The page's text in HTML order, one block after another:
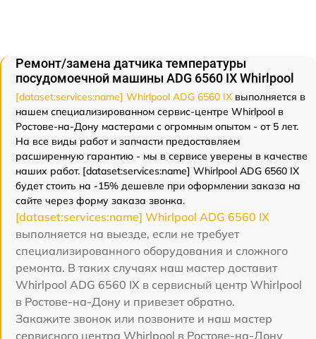
Ремонт/замена датчика температуры
посудомоечной машины ADG 6560 IX Whirlpool
[dataset:services:name] Whirlpool ADG 6560 IX выполняется в
нашем специализированном сервис-центре Whirlpool в
Ростове-на-Дону мастерами с огромным опытом - от 5 лет.
На все виды работ и запчасти предоставляем
расширенную гарантию - мы в сервисе уверены в качестве
наших работ. [dataset:services:name] Whirlpool ADG 6560 IX
будет стоить на -15% дешевле при оформлении заказа на
сайте через форму заказа звонка.
[dataset:services:name] Whirlpool ADG 6560 IX
выполняется на выезде, если не требует
специализированного оборудования и сложного
ремонта. В таких случаях наш мастер доставит
Whirlpool ADG 6560 IX в сервисный центр Whirlpool
в Ростове-на-Дону и привезет обратно.
Закажите звонок или позвоните и наш мастер
сервисного центра Whirlpool в Ростове-на-Дону